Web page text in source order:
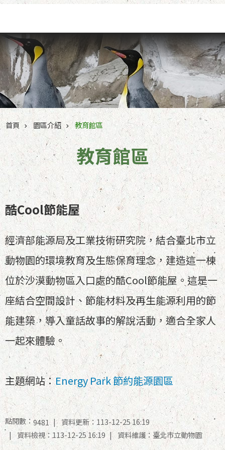
首頁 園區介紹 教育館區
教育館區
酷Cool節能屋
經濟部能源局及工業技術研究院，結合臺北市立
動物園的環境教育及生態保育理念，建造這一棟
位於沙漠動物區入口處的酷Cool節能屋。這是一
座結合空間設計、節能材料及再生能源利用的節
能建築，導入童話故事的解說活動，適合全家人
一起來體驗。
主題網站：Energy Park 節約能源園區
點閱數： 9481
資料更新：113-12-25 16:19
資料檢視：113-12-25 16:19
資料維護：臺北市立動物園